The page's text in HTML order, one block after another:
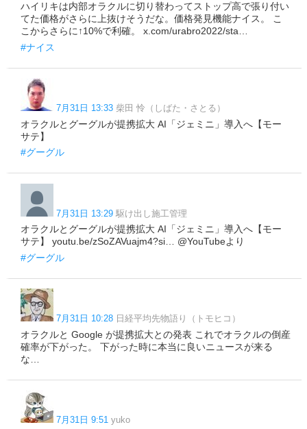
ハイリキは内部オラクルに切り替わってストップ高で張り付い
てた価格がさらに上抜けそうだな。価格発見機能ナイス。 こ
こからさらに↑10%で利確。 x.com/urabro2022/sta…
#ナイス
7月31日 13:33 柴田 怜（しばた・さとる）
オラクルとグーグルが提携拡大 AI「ジェミニ」導入へ【モー
サテ】
#グーグル
7月31日 13:29 駆け出し施工管理
オラクルとグーグルが提携拡大 AI「ジェミニ」導入へ【モー
サテ】 youtu.be/zSoZAVuajm4?si… @YouTubeより
#グーグル
7月31日 10:28 日経平均先物語り（トモヒコ）
オラクルと Google が提携拡大との発表 これでオラクルの倒産
確率が下がった。 下がった時に本当に良いニュースが来る
な…
7月31日 9:51 yuko